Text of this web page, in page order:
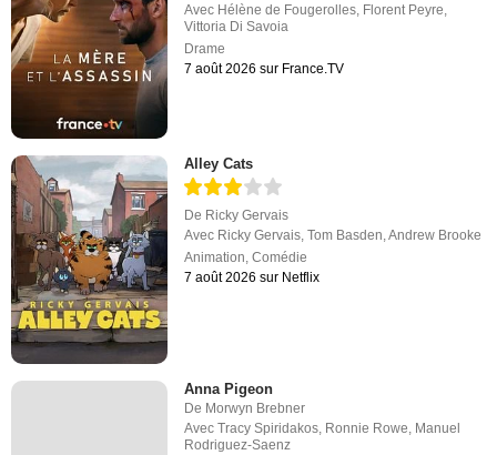
Avec Hélène de Fougerolles, Florent Peyre,
Vittoria Di Savoia
Drame
7 août 2026 sur France.TV
Alley Cats
De Ricky Gervais
Avec Ricky Gervais,Tom Basden,Andrew Brooke
Animation,Comédie
7 août 2026 sur Netflix
Anna Pigeon
De Morwyn Brebner
AvecTracy Spiridakos, Ronnie Rowe, Manuel
Rodriguez-Saenz